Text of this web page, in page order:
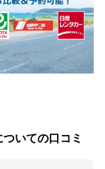
ホール
いての口コミ